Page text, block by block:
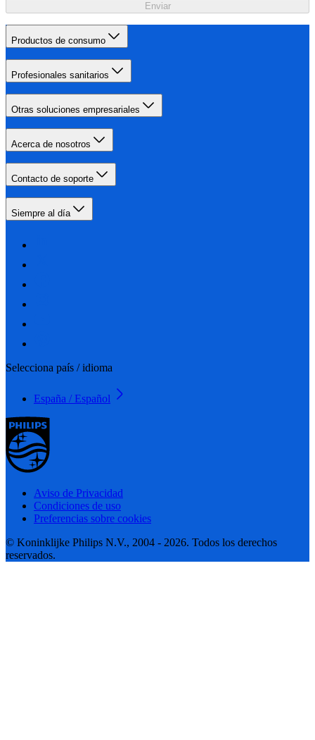
Enviar
Productos de consumo
Profesionales sanitarios
Otras soluciones empresariales
Acerca de nosotros
Contacto de soporte
Siempre al día
Selecciona país / idioma
España / Español
Aviso de Privacidad
Condiciones de uso
Preferencias sobre cookies
© Koninklijke Philips N.V., 2004 - 2026. Todos los derechos
reservados.